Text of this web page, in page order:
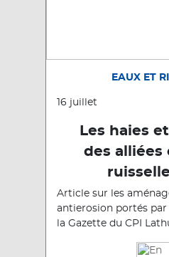
EAUX ET
16 juillet
Les haies
des alliées
Article sur les
antierosion portés par
la Gazette du CPI